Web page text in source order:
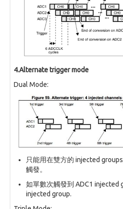
4.Alternate trigger mode
Dual Mode:
只能用在雙方的 injected
觸發。
如單數次觸發到 ADC1 injected
injected group.